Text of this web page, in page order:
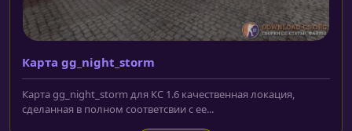
Карта gg_night_storm
Карта gg_night_storm для КС 1.6 качественная локация,
сделанная в полном соответсвии с ее...